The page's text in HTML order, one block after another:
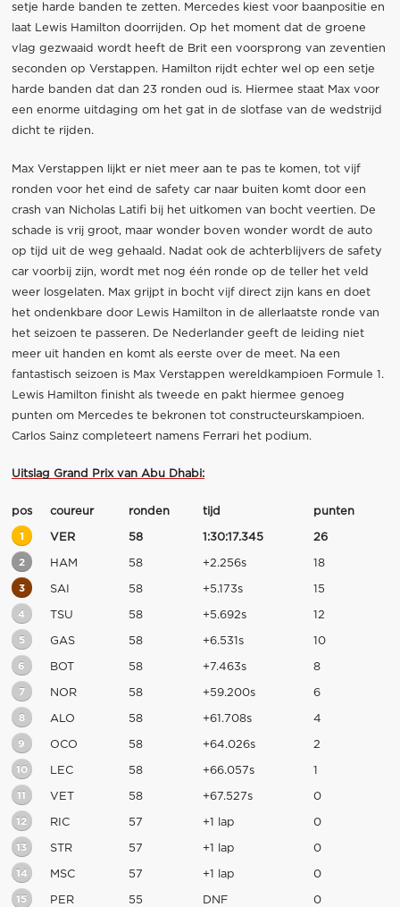
setje harde banden te zetten. Mercedes kiest voor baanpositie en
laat Lewis Hamilton doorrijden. Op het moment dat de groene
vlag gezwaaid wordt heeft de Brit een voorsprong van zeventien
seconden op Verstappen. Hamilton rijdt echter wel op een setje
harde banden dat dan 23 ronden oud is. Hiermee staat Max voor
een enorme uitdaging om het gat in de slotfase van de wedstrijd
dicht te rijden.
Max Verstappen lijkt er niet meer aan te pas te komen, tot vijf
ronden voor het eind de safety car naar buiten komt door een
crash van Nicholas Latifi bij het uitkomen van bocht veertien. De
schade is vrij groot, maar wonder boven wonder wordt de auto
op tijd uit de weg gehaald. Nadat ook de achterblijvers de safety
car voorbij zijn, wordt met nog één ronde op de teller het veld
weer losgelaten. Max grijpt in bocht vijf direct zijn kans en doet
het ondenkbare door Lewis Hamilton in de allerlaatste ronde van
het seizoen te passeren. De Nederlander geeft de leiding niet
meer uit handen en komt als eerste over de meet. Na een
fantastisch seizoen is Max Verstappen wereldkampioen Formule 1.
Lewis Hamilton finisht als tweede en pakt hiermee genoeg
punten om Mercedes te bekronen tot constructeurskampioen.
Carlos Sainz completeert namens Ferrari het podium.
Uitslag Grand Prix van Abu Dhabi:
pos coureur ronden tijd punten
1 VER 58 1:30:17.345 26
2 HAM 58 +2.256s 18
3 SAI 58 +5.173s 15
4 TSU 58 +5.692s 12
5 GAS 58 +6.531s 10
6 BOT 58 +7.463s 8
7 NOR 58 +59.200s 6
8 ALO 58 +61.708s 4
9 OCO 58 +64.026s 2
10 LEC 58 +66.057s 1
11 VET 58 +67.527s 0
12 RIC 57 +1 lap 0
13 STR 57 +1 lap 0
14 MSC 57 +1 lap 0
15 PER 55 DNF 0